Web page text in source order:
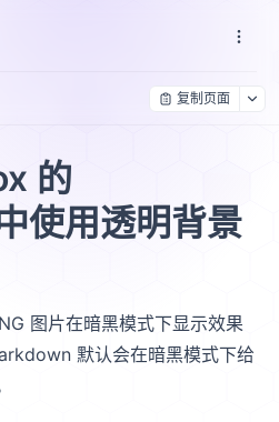
复制页面
的
使用透明背景
图片在暗黑模式下显示效果
默认会在暗黑模式下给